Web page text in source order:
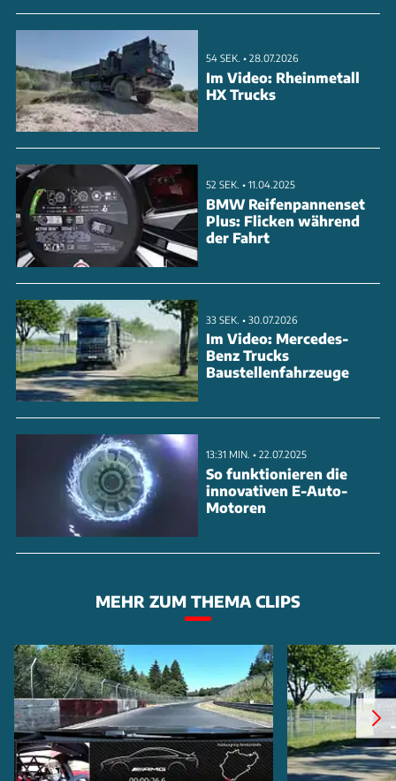
260 Kilometern erreichen. Statt in China soll der
Nachfolger künftig in Europa gebaut werden,
wahrscheinlich im slowenischen Werk Novo Mesto.
54 SEK. • 28.07.2026
Im Video: Rheinmetall
HX Trucks
52 SEK. • 11.04.2025
BMW Reifenpannenset
Plus: Flicken während
der Fahrt
33 SEK. • 30.07.2026
Im Video: Mercedes-
Benz Trucks
Baustellenfahrzeuge
13:31 MIN. • 22.07.2025
So funktionieren die
innovativen E-Auto-
Motoren
MEHR ZUM THEMA CLIPS